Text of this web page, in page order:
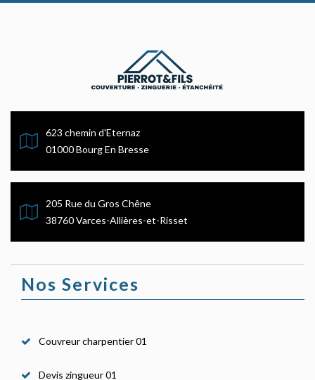
623 chemin d'Eternaz
01000 Bourg En Bresse
205 Rue du Gros Chêne
38760 Varces-Allières-et-Risset
Nos Services
Couvreur charpentier 01
Devis zingueur 01